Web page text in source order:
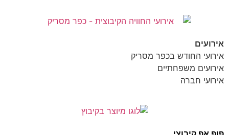
אירועים
אירועי החודש בכפר מסריק
אירועים משפחתיים
אירועי חברה